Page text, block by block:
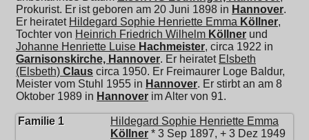
Prokurist. Er ist geboren am 20 Juni 1898 in Hannover.
Er heiratet Hildegard Sophie Henriette Emma Köllner,
Tochter von Heinrich Friedrich Wilhelm Köllner und
Johanne Henriette Luise Hachmeister, circa 1922 in
Garnisonskirche, Hannover. Er heiratet Elsbeth
(Elsbeth) Claus circa 1950. Er Freimaurer Loge Baldur,
Meister vom Stuhl 1955 in Hannover. Er stirbt an am 8
Oktober 1989 in Hannover im Alter von 91.
Familie 1
Hildegard Sophie Henriette Emma
Köllner * 3 Sep 1897, + 3 Dez 1949